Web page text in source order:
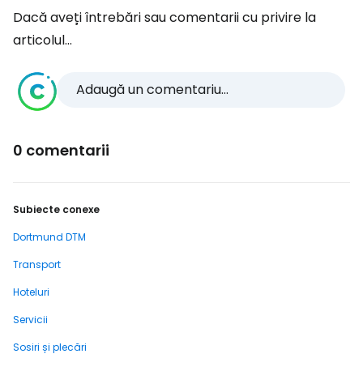
Dacă aveți întrebări sau comentarii cu privire la
articolul...
Adaugă un comentariu...
0 comentarii
Subiecte conexe
Dortmund DTM
Transport
Hoteluri
Servicii
Sosiri și plecări